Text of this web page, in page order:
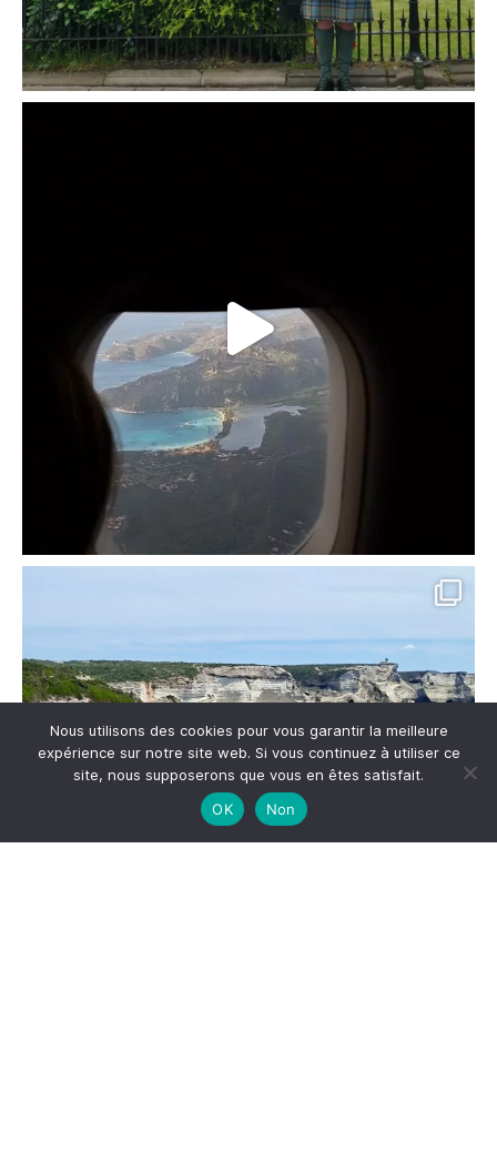
Nous utilisons des cookies pour vous garantir la meilleure
expérience sur notre site web. Si vous continuez à utiliser ce
site, nous supposerons que vous en êtes satisfait.
OK
Non